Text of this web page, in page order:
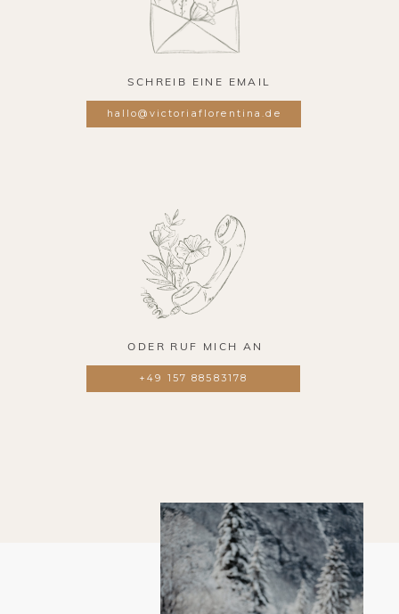
ODER RUF MICH AN
SCHREIB EINE EMAIL
hallo@victoriaflorentina.de
+49 157 88583178